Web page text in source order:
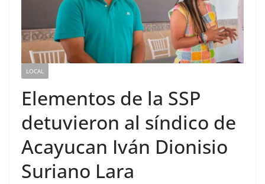
LOCAL
Elementos de la SSP
detuvieron al síndico de
Acayucan Iván Dionisio
Suriano Lara